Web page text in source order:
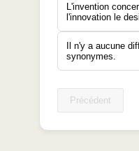
L'invention
l'innovation le
Il n'y a aucune
synonymes.
Précédent